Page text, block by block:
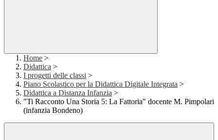
Home >
Didattica >
I progetti delle classi >
Piano Scolastico per la Didattica Digitale Integrata >
Didattica a Distanza Infanzia >
"Ti Racconto Una Storia 5: La Fattoria" docente M. Pimpolari
(infanzia Bondeno)